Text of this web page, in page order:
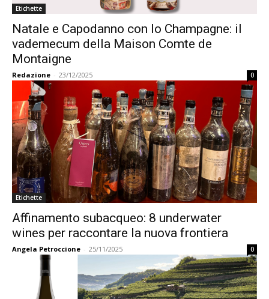
Etichette
Natale e Capodanno con lo Champagne: il
vademecum della Maison Comte de
Montaigne
Redazione - 23/12/2025 0
Etichette
Affinamento subacqueo: 8 underwater
wines per raccontare la nuova frontiera
Angela Petroccione - 25/11/2025 0